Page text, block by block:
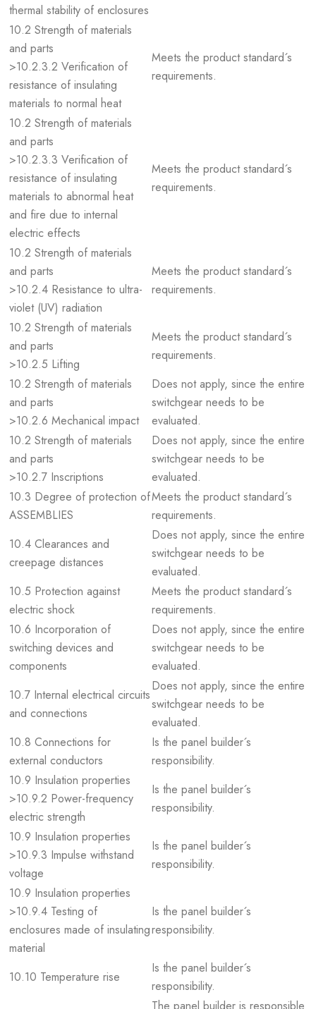
thermal stability of enclosures
10.2 Strength of materials
and parts
>10.2.3.2 Verification of
resistance of insulating
materials to normal heat
Meets the product standard´s
requirements.
10.2 Strength of materials
and parts
>10.2.3.3 Verification of
resistance of insulating
materials to abnormal heat
and fire due to internal
electric effects
Meets the product standard´s
requirements.
10.2 Strength of materials
and parts
>10.2.4 Resistance to ultra-
violet (UV) radiation
Meets the product standard´s
requirements.
10.2 Strength of materials
and parts
>10.2.5 Lifting
Meets the product standard´s
requirements.
10.2 Strength of materials
and parts
>10.2.6 Mechanical impact
Does not apply, since the entire
switchgear needs to be
evaluated.
10.2 Strength of materials
and parts
>10.2.7 Inscriptions
Does not apply, since the entire
switchgear needs to be
evaluated.
10.3 Degree of protection of
ASSEMBLIES
Meets the product standard´s
requirements.
10.4 Clearances and
creepage distances
Does not apply, since the entire
switchgear needs to be
evaluated.
10.5 Protection against
electric shock
Meets the product standard´s
requirements.
10.6 Incorporation of
switching devices and
components
Does not apply, since the entire
switchgear needs to be
evaluated.
10.7 Internal electrical circuits
and connections
Does not apply, since the entire
switchgear needs to be
evaluated.
10.8 Connections for
external conductors
Is the panel builder´s
responsibility.
10.9 Insulation properties
>10.9.2 Power-frequency
electric strength
Is the panel builder´s
responsibility.
10.9 Insulation properties
>10.9.3 Impulse withstand
voltage
Is the panel builder´s
responsibility.
10.9 Insulation properties
>10.9.4 Testing of
enclosures made of insulating
material
Is the panel builder´s
responsibility.
10.10 Temperature rise
Is the panel builder´s
responsibility.